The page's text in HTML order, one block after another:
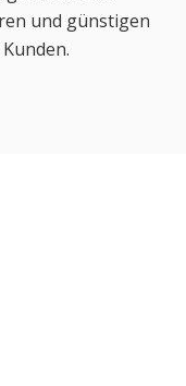
und günstigen